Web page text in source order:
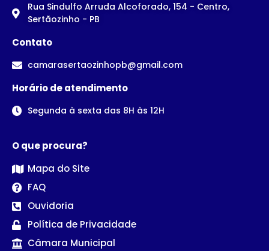
Rua Sindulfo Arruda Alcoforado, 154 - Centro,
Sertãozinho - PB
Contato
camarasertaozinhopb@gmail.com
Horário de atendimento
Segunda à sexta das 8H às 12H
O que procura?
Mapa do Site
FAQ
Ouvidoria
Política de Privacidade
Câmara Municipal